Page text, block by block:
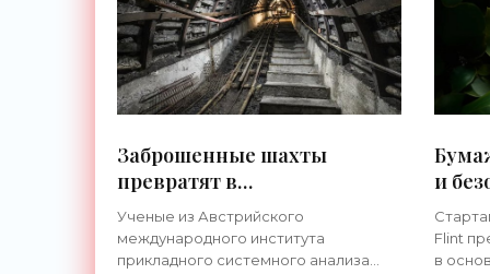
Заброшенные шахты
превратят в
гравитационные системы
хранения энергии -
«Технологии»
Ученые из Австрийского
международного института
прикладного системного анализа
и
-
Flint
в